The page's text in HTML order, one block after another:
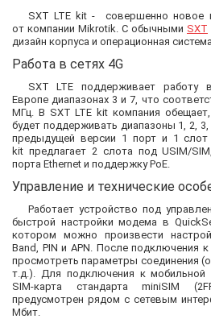
SXT LTE kit - совершенно новое
от компании Mikrotik. С обычными SXT
дизайн корпуса и операционная
Работа в сетях 4G
SXT LTE поддерживает работу
Европе диапазонах 3 и 7, что
МГц. В SXT LTE kit компания обещает,
будет поддерживать диапазоны 1, 2,
предыдущей версии 1 порт и 1 слот
kit предлагает 2 слота под USIM/
порта Ethernet и поддержку PoE.
Управление и технические
Работает устройство под
быстрой настройки модема в
котором можно произвести
Band, PIN и APN. После подключения
просмотреть параметры соединения
т.д.). Для подключения к мобильной
SIM-карта стандарта miniSIM
предусмотрен рядом с сетевым
Мбит.